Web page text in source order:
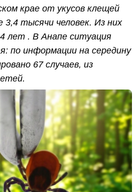
крае от укусов клещей
3,4 тысячи человек. Из них
лет . В Анапе ситуация
по информации на середину
67 случаев, из